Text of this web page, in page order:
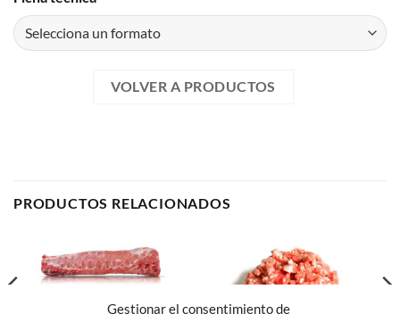
Gestionar el consentimiento de
VOLVER A PRODUCTOS
PRODUCTOS RELACIONADOS